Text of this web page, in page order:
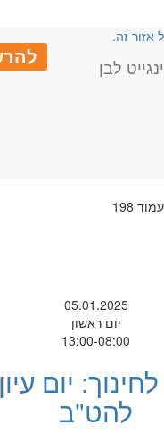
זה.
עמוד 198
05.01.2025
יום ראשון
13:00-08:00
יום
להט"ב